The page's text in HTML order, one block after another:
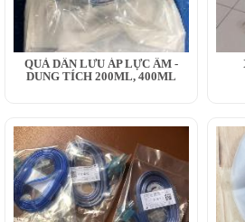
QUẢ DẪN LƯU ÁP LỰC ÂM -
DUNG TÍCH 200ML, 400ML